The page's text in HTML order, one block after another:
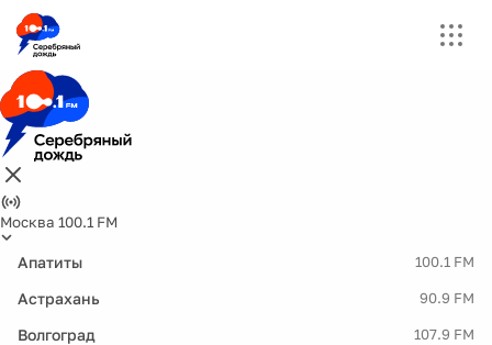
Москва 100.1 FM
Апатиты 100.1 FM
Астрахань 90.9 FM
Волгоград 107.9 FM